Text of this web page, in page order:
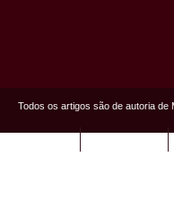
Todos os artigos são de autoria de